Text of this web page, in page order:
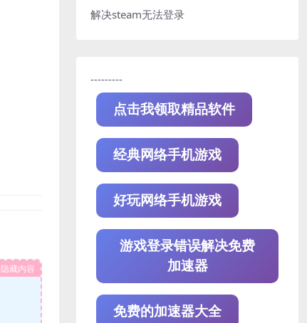
隐藏内容
解决steam无法登录
---------
点击我领取精品软件
经典网络手机游戏
好玩网络手机游戏
游戏登录错误解决免费
加速器
免费的加速器大全